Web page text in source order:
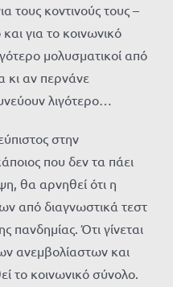
τους κοντινούς τους –
για το κοινωνικό
μολυσματικοί από
κι αν περνάνε
λιγότερο…
στην
που δεν τα πάει
θα αρνηθεί ότι η
από διαγνωστικά τεστ
πανδημίας. Ότι γίνεται
ανεμβολίαστων και
το κοινωνικό σύνολο.